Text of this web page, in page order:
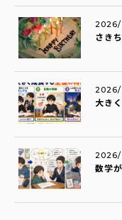
さき
大き
数学